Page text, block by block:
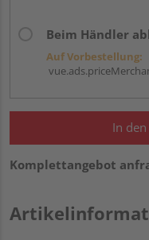
Beim Händler
Auf Vorbestellung:
In
Komplettangebot